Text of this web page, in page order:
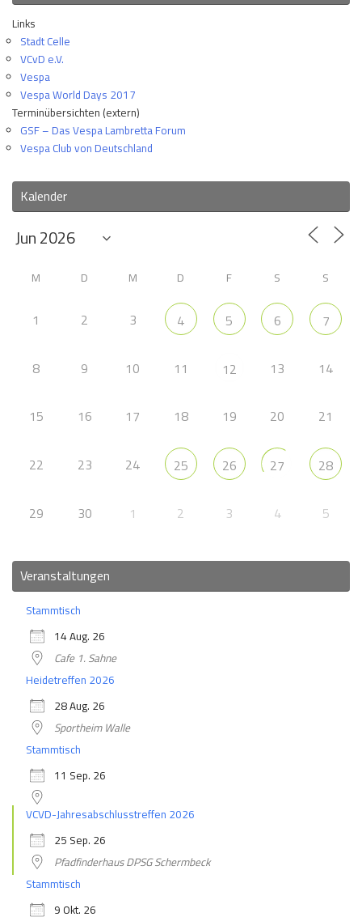
Links
Stadt Celle
VCvD e.V.
Vespa
Vespa World Days 2017
Terminübersichten (extern)
GSF – Das Vespa Lambretta Forum
Vespa Club von Deutschland
Kalender
M D M D F S S
1 2 3 4 5 6 7
8 9 10 11 12 13 14
15 16 17 18 19 20 21
22 23 24 25 26 27 28
29 30 1 2 3 4 5
Veranstaltungen
Stammtisch
14 Aug. 26
Cafe 1. Sahne
Heidetreffen 2026
28 Aug. 26
Sportheim Walle
Stammtisch
11 Sep. 26
VCVD-Jahresabschlusstreffen 2026
25 Sep. 26
Pfadfinderhaus DPSG Schermbeck
Stammtisch
9 Okt. 26